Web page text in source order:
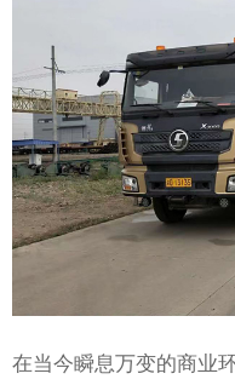
在当今瞬息万变的商业